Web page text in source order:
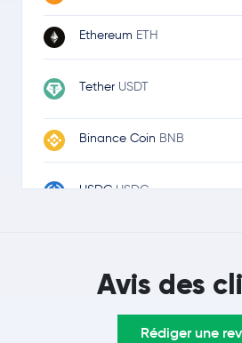
Ethereum ETH
Tether USDT
Binance Coin BNB
USDC USDC
Avis des
Rédiger une